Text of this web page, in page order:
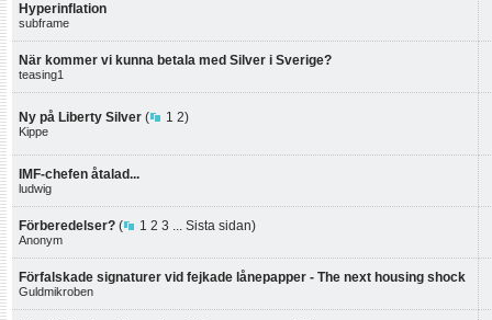
Hyperinflation
subframe
När kommer vi kunna betala med Silver i Sverige?
teasing1
Ny på Liberty Silver ( 1 2)
Kippe
IMF-chefen åtalad...
ludwig
Förberedelser? ( 1 2 3 ... Sista sidan)
Anonym
Förfalskade signaturer vid fejkade lånepapper - The next housing shock
Guldmikroben